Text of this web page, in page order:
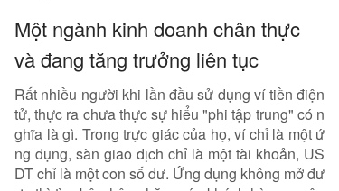
Một ngành kinh doanh chân thực
và đang tăng trưởng liên tục
Rất nhiều người khi lần đầu sử dụng ví tiền điện
tử, thực ra chưa thực sự hiểu "phi tập trung" có n
ghĩa là gì. Trong trực giác của họ, ví chỉ là một ứ
ng dụng, sàn giao dịch chỉ là một tài khoản, US
DT chỉ là một con số dư. Ứng dụng không mở đư